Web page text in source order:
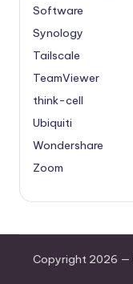
Software
Synology
Tailscale
TeamViewer
think-cell
Ubiquiti
Wondershare
Zoom
Copyright 2026 —